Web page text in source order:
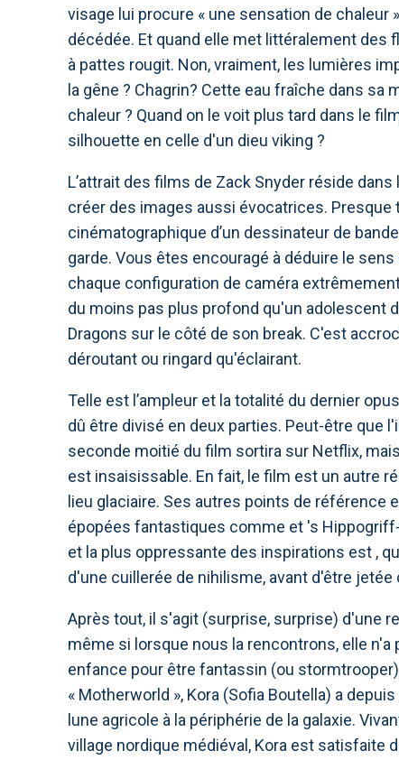
visage lui procure « une sensation de
décédée. Et quand elle met littéralement des
à pattes rougit. Non, vraiment, les lumières
la gêne ? Chagrin? Cette eau fraîche dans
chaleur ? Quand on le voit plus tard dans le
silhouette en celle d'un dieu viking ?
L’attrait des films de Zack Snyder réside
créer des images aussi évocatrices.
cinématographique d’un dessinateur de
garde. Vous êtes encouragé à déduire le
chaque configuration de caméra
du moins pas plus profond qu'un adolescent
Dragons sur le côté de son break. C'est
déroutant ou ringard qu'éclairant.
Telle est l’ampleur et la totalité du dernier
dû être divisé en deux parties. Peut-être que
seconde moitié du film sortira sur Netflix,
est insaisissable. En fait, le film est un autre
lieu glaciaire. Ses autres points de référence
épopées fantastiques comme et 's
et la plus oppressante des inspirations est ,
d'une cuillerée de nihilisme, avant d'être
Après tout, il s'agit (surprise, surprise) d'une
même si lorsque nous la rencontrons, elle
enfance pour être fantassin (ou
« Motherworld », Kora (Sofia Boutella) a
lune agricole à la périphérie de la galaxie.
village nordique médiéval, Kora est satisfaite